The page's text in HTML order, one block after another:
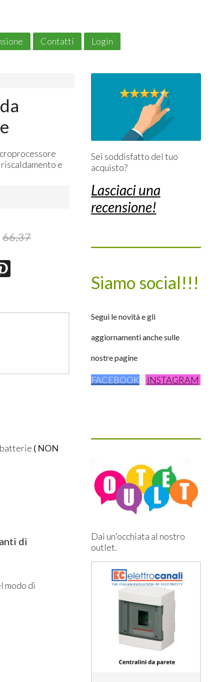
Contatti
Login
e
66,37
( NON
di
modo di
Sei soddisfatto del tuo
acquisto?
Lasciaci una
recensione!
Siamo social!!!
Segui le novità e gli
aggiornamenti anche sulle
nostre pagine
FACEBOOK INSTAGRAM
Dai un'occhiata al nostro
outlet.